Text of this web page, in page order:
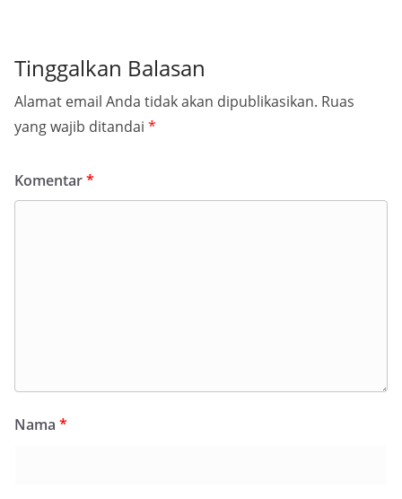
Tinggalkan Balasan
Alamat email Anda tidak akan dipublikasikan. Ruas
yang wajib ditandai *
Komentar*
Nama *